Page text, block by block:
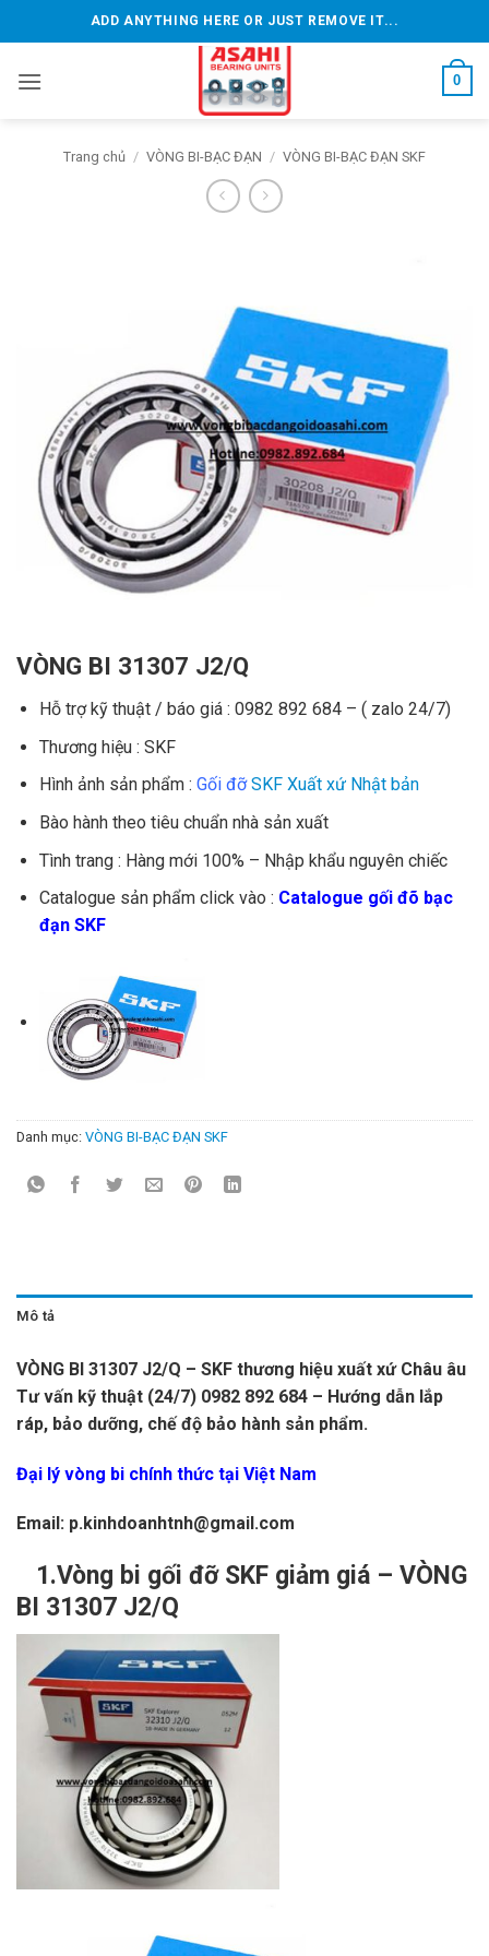
qua
dung
ADD ANYTHING HERE OR JUST REMOVE IT...
0
Trang chủ / VÒNG BI-BẠC ĐẠN / VÒNG BI-BẠC ĐẠN SKF
VÒNG BI 31307 J2/Q
Hỗ trợ kỹ thuật / báo giá : 0982 892 684 – ( zalo 24/7)
Thương hiệu : SKF
Hình ảnh sản phẩm : Gối đỡSKF Xuất xứ Nhật bản
Bào hành theo tiêu chuẩn nhà sản xuất
Tình trang : Hàng mới 100% – Nhập khẩu nguyên chiếc
Catalogue sản phẩm click vào : Catalogue gối đõ bạc
đạn SKF
Danh mục: VÒNG BI-BẠC ĐẠN SKF
Mô tả
VÒNG BI 31307 J2/Q – SKF thương hiệu xuất xứ Châu âu
Tư vấn kỹ thuật (24/7) 0982 892 684 – Hướng dẫn lắp
ráp, bảo dưỡng, chế độ bảo hành sản phẩm.
Đại lý vòng bi chính thức tại Việt Nam
Email: p.kinhdoanhtnh@gmail.com
1.Vòng bi gối đỡ SKF giảm giá – VÒNG
BI 31307 J2/Q